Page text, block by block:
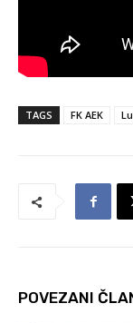
TAGS FK AEK
POVEZANI